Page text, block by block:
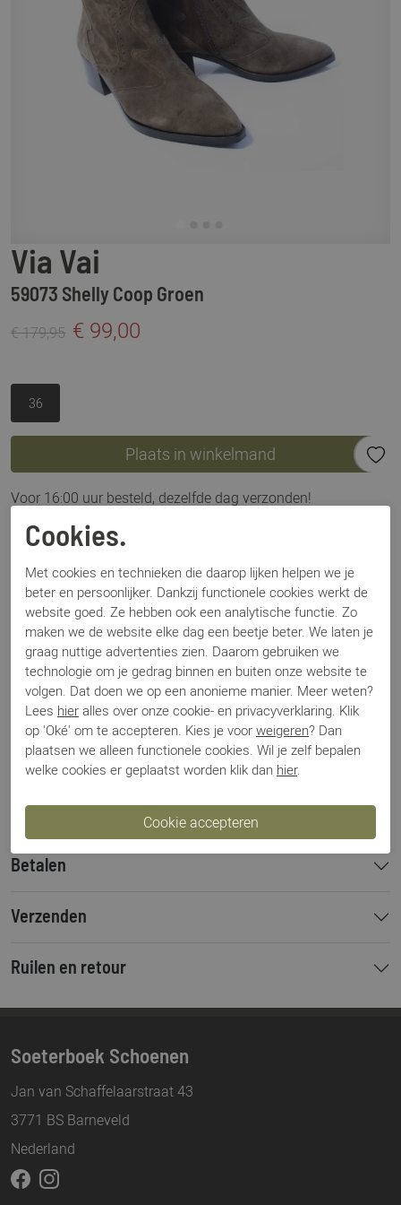
Via Vai
59073 Shelly Coop Groen
€ 179,95 € 99,00
36
Plaats in winkelmand
Voor 16:00 uur besteld, dezelfde dag verzonden!
Omschrijving
Via Vai Shelly Coop groen
Specificaties
Merk
Via Vai
Artikelnummer
59073 Shelly Coop
Los voetbed
Nee
Categorie
Enkellaars
Kleur
Groen
Materiaal
Suede
Bestelcode
000002072
Betalen
Verzenden
Ruilen en retour
Soeterboek Schoenen
Jan van Schaffelaarstraat 43
3771 BS Barneveld
Nederland
Cookies.
Met cookies en technieken die daarop lijken helpen we je
beter en persoonlijker. Dankzij functionele cookies werkt de
website goed. Ze hebben ook een analytische functie. Zo
maken we de website elke dag een beetje beter. We laten je
graag nuttige advertenties zien. Daarom gebruiken we
technologie om je gedrag binnen en buiten onze website te
volgen. Dat doen we op een anonieme manier. Meer weten?
Lees hier alles over onze cookie- en privacyverklaring. Klik
op 'Oké' om te accepteren. Kies je voor weigeren? Dan
plaatsen we alleen functionele cookies. Wil je zelf bepalen
welke cookies er geplaatst worden klik dan hier.